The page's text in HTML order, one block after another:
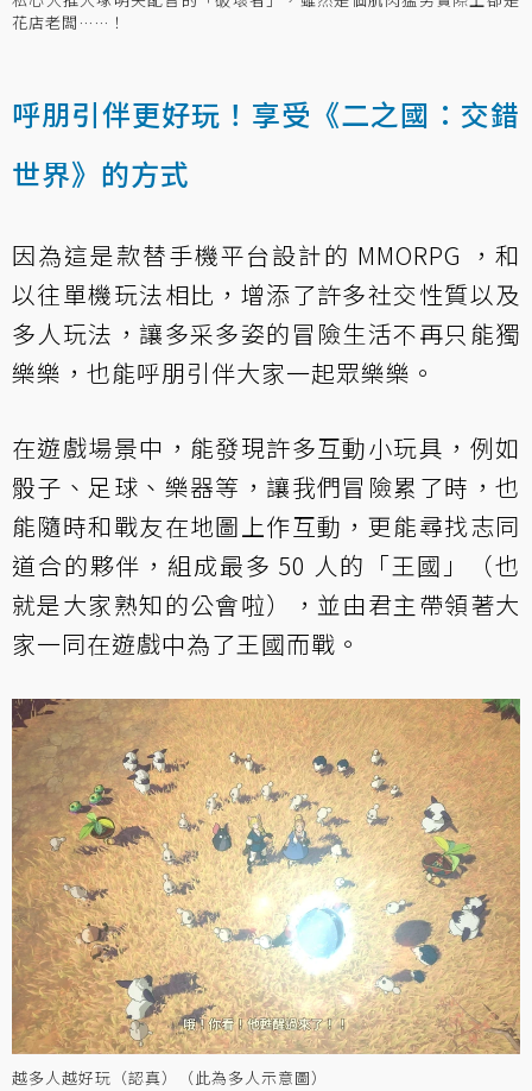
花店老闆……！
呼朋引伴更好玩！享受《二之國：交錯
世界》的方式
因為這是款替手機平台設計的 MMORPG ，和
以往單機玩法相比，增添了許多社交性質以及
多人玩法，讓多采多姿的冒險生活不再只能獨
樂樂，也能呼朋引伴大家一起眾樂樂。
在遊戲場景中，能發現許多互動小玩具，例如
骰子、足球、樂器等，讓我們冒險累了時，也
能隨時和戰友在地圖上作互動，更能尋找志同
道合的夥伴，組成最多 50 人的「王國」（也
就是大家熟知的公會啦），並由君主帶領著大
家一同在遊戲中為了王國而戰。
越多人越好玩（認真）（此為多人示意圖）